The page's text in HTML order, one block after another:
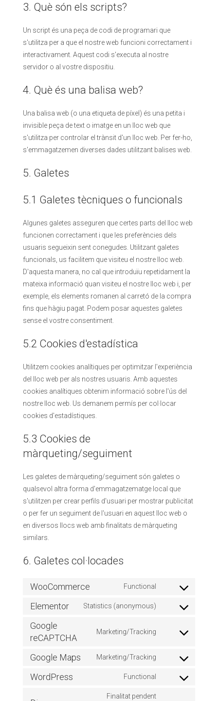
3. Què són els scripts?
Un script és una peça de codi de programari que
s'utilitza per a que el nostre web funcioni correctament i
interactivament. Aquest codi s'executa al nostre
servidor o al vostre dispositiu.
4. Què és una balisa web?
Una balisa web (o una etiqueta de píxel) és una petita i
invisible peça de text o imatge en un lloc web que
s'utilitza per controlar el trànsit d'un lloc web. Per fer-ho,
s'emmagatzemen diverses dades utilitzant balises web.
5. Galetes
5.1 Galetes tècniques o funcionals
Algunes galetes asseguren que certes parts del lloc web
funcionen correctament i que les preferències dels
usuaris segueixin sent conegudes. Utilitzant galetes
funcionals, us facilitem que visiteu el nostre lloc web.
D'aquesta manera, no cal que introduïu repetidament la
mateixa informació quan visiteu el nostre lloc web i, per
exemple, els elements romanen al carretó de la compra
fins que hàgiu pagat. Podem posar aquestes galetes
sense el vostre consentiment.
5.2 Cookies d'estadística
Utilitzem cookies analítiques per optimitzar l'experiència
del lloc web per als nostres usuaris. Amb aquestes
cookies analítiques obtenim informació sobre l'ús del
nostre lloc web. Us demanem permís per col·locar
cookies d'estadístiques.
5.3 Cookies de
màrqueting/seguiment
Les galetes de màrqueting/seguiment són galetes o
qualsevol altra forma d'emmagatzematge local que
s'utilitzen per crear perfils d'usuari per mostrar publicitat
o per fer un seguiment de l'usuari en aquest lloc web o
en diversos llocs web amb finalitats de màrqueting
similars.
6. Galetes col·locades
WooCommerce Functional
Elementor Statistics (anonymous)
Google
reCAPTCHA
Marketing/Tracking
Google Maps Marketing/Tracking
WordPress Functional
Finalitat pendent